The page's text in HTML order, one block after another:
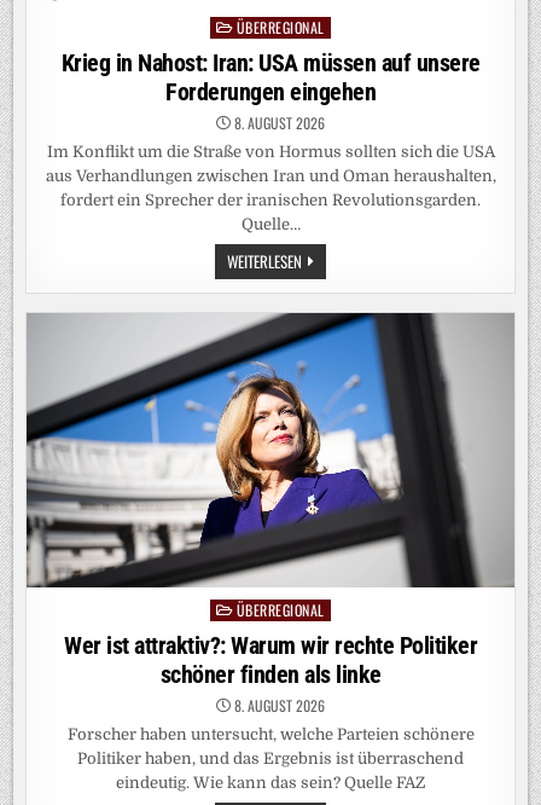
ICH
EUCH
DIE
FRESSE“
Posted
in
ÜBERREGIONAL
Krieg in Nahost: Iran: USA müssen auf unsere
Forderungen eingehen
8. AUGUST 2026
Im Konflikt um die Straße von Hormus sollten sich die USA
aus Verhandlungen zwischen Iran und Oman heraushalten,
fordert ein Sprecher der iranischen Revolutionsgarden.
Quelle…
WEITERLESEN KRIEG
IN
NAHOST:
IRAN:
USA
MÜSSEN
AUF
UNSERE
FORDERUNGEN
EINGEHEN
Posted
in
ÜBERREGIONAL
Wer ist attraktiv?: Warum wir rechte Politiker
schöner finden als linke
8. AUGUST 2026
Forscher haben untersucht, welche Parteien schönere
Politiker haben, und das Ergebnis ist überraschend
eindeutig. Wie kann das sein? Quelle FAZ